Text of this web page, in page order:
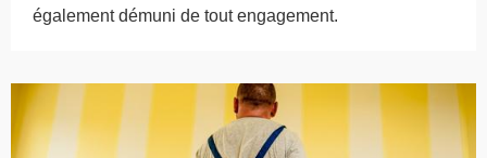
également démuni de tout engagement.